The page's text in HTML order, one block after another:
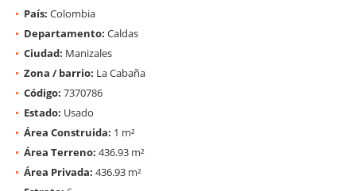
País: Colombia
Departamento: Caldas
Ciudad: Manizales
Zona / barrio: La Cabaña
Código: 7370786
Estado: Usado
Área Construida: 1 m²
Área Terreno: 436.93 m²
Área Privada: 436.93 m²